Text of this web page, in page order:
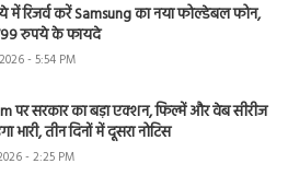
रिजर्व करें Samsung का नया फोल्डेबल फोन,
रुपये के फायदे
- 5:54 PM
पर सरकार का बड़ा एक्शन, फिल्में और वेब सीरीज
भारी, तीन दिनों में दूसरा नोटिस
- 2:25 PM